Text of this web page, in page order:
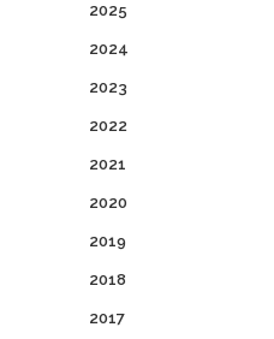
2025
2024
2023
2022
2021
2020
2019
2018
2017